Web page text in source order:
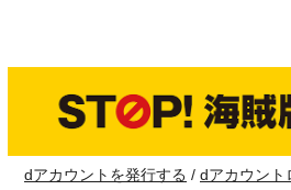
dアカウントを発行する dアカウント